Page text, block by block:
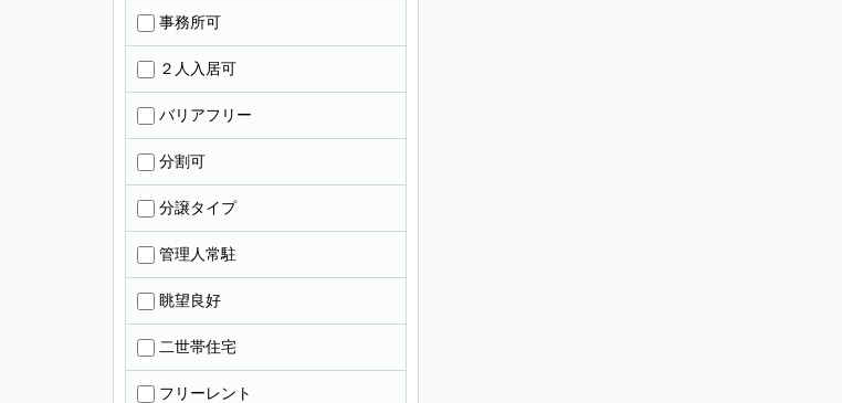
事務所可
２人入居可
バリアフリー
分割可
分譲タイプ
管理人常駐
眺望良好
二世帯住宅
フリーレント